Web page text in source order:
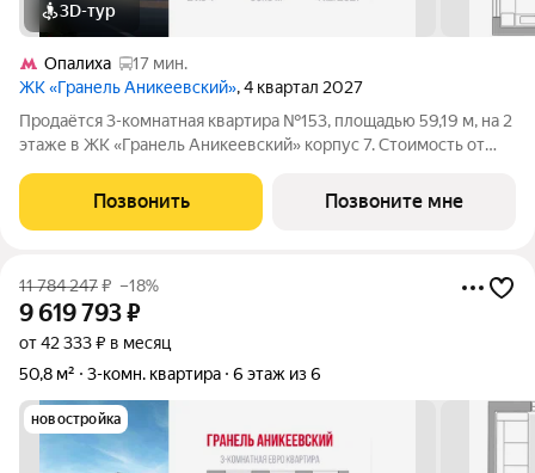
3D-тур
Опалиха
17 мин.
ЖК «Гранель Аникеевский», 4 квартал 2027
Продаётся 3-комнатная квартира №153, площадью 59,19 м, на 2
этаже в ЖК «Гранель Аникеевский» корпус 7. Стоимость от
окна во двор. Проект расположился в экологически чистом
районе Подмосковья
Позвонить Позвоните мне
11 784 247₽ –18%
9 619 793₽
от 42 333 ₽ в месяц
50,8 м²
3-комн. квартира 6 этаж из 6
новостройка